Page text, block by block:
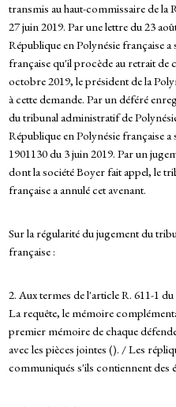
transmis au haut-commissaire de la
27 juin 2019. Par une lettre du 23
République en Polynésie française
française qu'il procède au retrait de
octobre 2019, le président de la
à cette demande. Par un déféré
du tribunal administratif de
République en Polynésie française
1901130 du 3 juin 2019. Par un
dont la société Boyer fait appel, le
française a annulé cet avenant.
Sur la régularité du jugement du
française :
2. Aux termes de l'article R. 611-1
La requête, le mémoire
premier mémoire de chaque
avec les pièces jointes (). / Les
communiqués s'ils contiennent des